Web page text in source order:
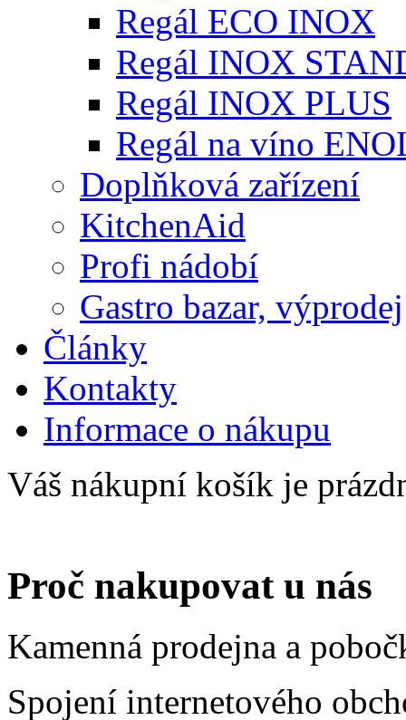
Regál ECO INOX
Regál INOX
Regál INOX PLUS
Regál na víno
Doplňková zařízení
KitchenAid
Profi nádobí
Gastro bazar, výprodej
Články
Kontakty
Informace o nákupu
Váš nákupní košík je
Proč nakupovat u nás
Kamenná prodejna a
Spojení internetového